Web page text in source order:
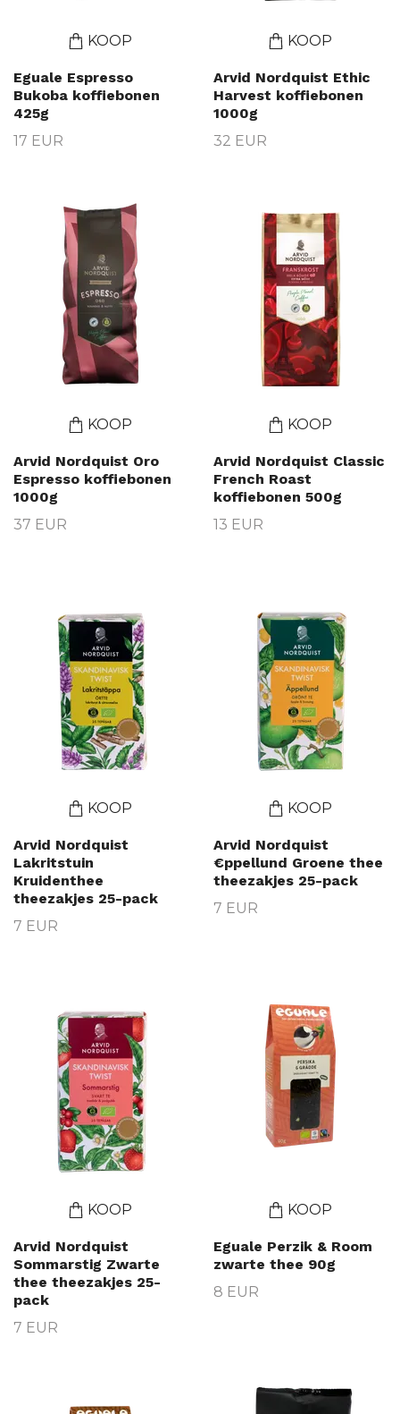
KOOP
Eguale Espresso
Bukoba koffiebonen
425g
17 EUR
KOOP
Arvid Nordquist Ethic
Harvest koffiebonen
1000g
32 EUR
KOOP
Arvid Nordquist Oro
Espresso koffiebonen
1000g
37 EUR
KOOP
Arvid Nordquist Classic
French Roast
koffiebonen 500g
13 EUR
KOOP
Arvid Nordquist
Lakritstuin
Kruidenthee
theezakjes 25-pack
7 EUR
KOOP
Arvid Nordquist
€ppellund Groene thee
theezakjes 25-pack
7 EUR
KOOP
Arvid Nordquist
Sommarstig Zwarte
thee theezakjes 25-
pack
7 EUR
KOOP
Eguale Perzik & Room
zwarte thee 90g
8 EUR